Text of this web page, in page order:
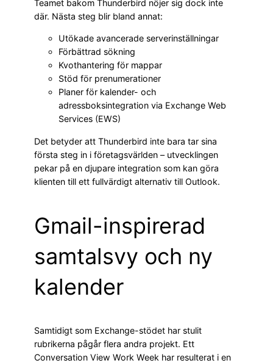
Teamet bakom Thunderbird nöjer sig dock inte
där. Nästa steg blir bland annat:
Utökade avancerade serverinställningar
Förbättrad sökning
Kvothantering för mappar
Stöd för prenumerationer
Planer för kalender- och
adressboksintegration via Exchange Web
Services (EWS)
Det betyder att Thunderbird inte bara tar sina
första steg in i företagsvärlden – utvecklingen
pekar på en djupare integration som kan göra
klienten till ett fullvärdigt alternativ till Outlook.
Gmail-inspirerad
samtalsvy och ny
kalender
Samtidigt som Exchange-stödet har stulit
rubrikerna pågår flera andra projekt. Ett
Conversation View Work Week har resulterat i en